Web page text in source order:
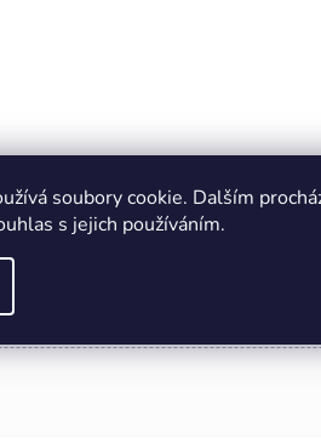
soubory cookie. Dalším
s jejich používáním.
neměl chybět v žádné dílně!🧰